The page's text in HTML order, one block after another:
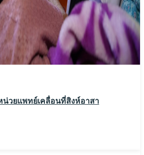
น่วยแพทย์เคลื่อนที่สิงห์อาสา